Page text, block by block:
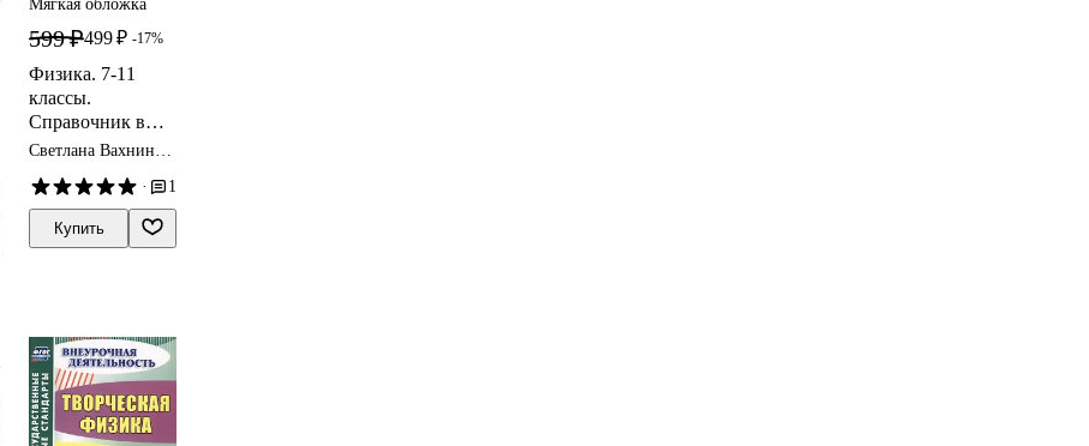
Мягкая обложка
599 ₽499 ₽ -17%
Физика. 7-11
классы.
Справочник в
наглядных
Светлана Вахнина,
·
1
Купить